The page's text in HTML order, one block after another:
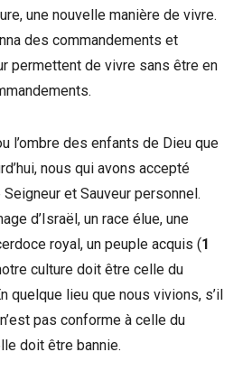
une nouvelle manière de vivre.
des commandements et
permettent de vivre sans être en
l’ombre des enfants de Dieu que
nous qui avons accepté
et Sauveur personnel.
d’Israël, un race élue, une
royal, un peuple acquis (1
culture doit être celle du
quelque lieu que nous vivions, s’il
pas conforme à celle du
doit être bannie.